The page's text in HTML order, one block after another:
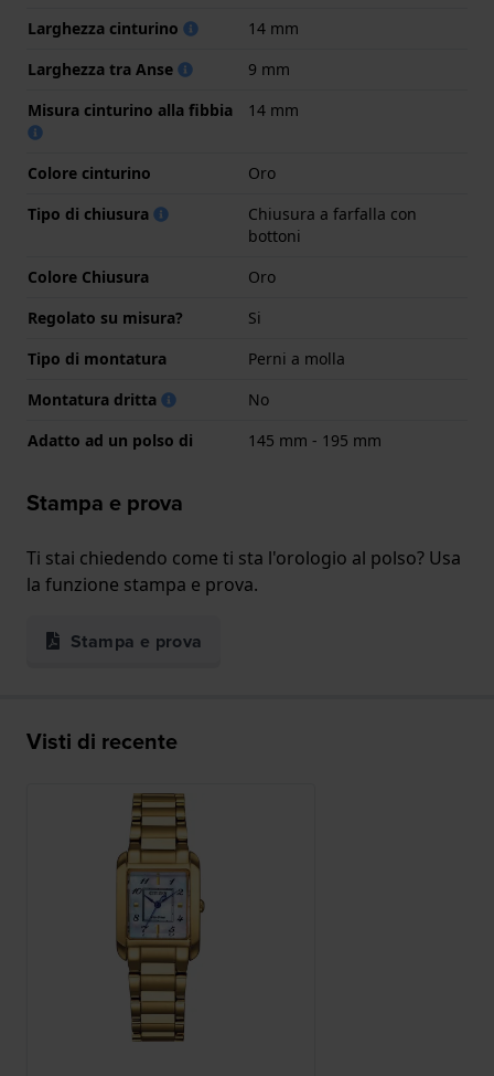
Larghezza cinturino
14 mm
Larghezza tra Anse
9 mm
Misura cinturino alla fibbia
14 mm
Colore cinturino
Oro
Tipo di chiusura
Chiusura a farfalla con
bottoni
Colore Chiusura
Oro
Regolato su misura?
Si
Tipo di montatura
Perni a molla
Montatura dritta
No
Adatto ad un polso di
145 mm - 195 mm
Stampa e prova
Ti stai chiedendo come ti sta l'orologio al polso? Usa
la funzione stampa e prova.
Stampa e prova
Visti di recente